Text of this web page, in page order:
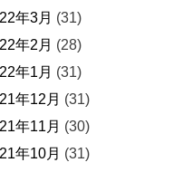
年3月 (31)
年2月 (28)
年1月 (31)
年12月 (31)
年11月 (30)
年10月 (31)